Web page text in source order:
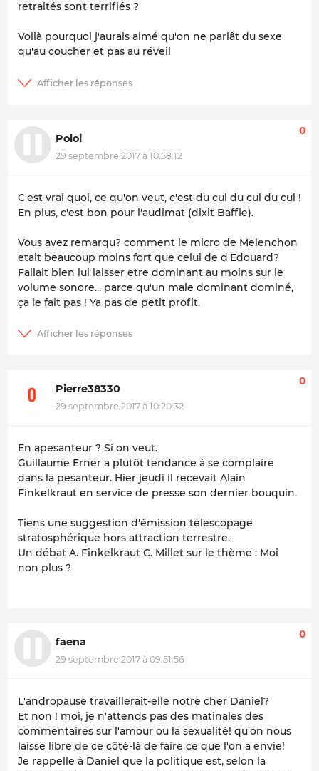
retraités sont terrifiés ?
Voilà pourquoi j'aurais aimé qu'on ne parlât du sexe
qu'au coucher et pas au réveil
Poloi
29 septembre 2017 à 10:58:12
0
C'est vrai quoi, ce qu'on veut, c'est du cul du cul du cul !
En plus, c'est bon pour l'audimat (dixit Baffie).
Vous avez remarqu? comment le micro de Melenchon
etait beaucoup moins fort que celui de d'Edouard?
Fallait bien lui laisser etre dominant au moins sur le
volume sonore... parce qu'un male dominant dominé,
ça le fait pas ! Ya pas de petit profit.
Pierre38330
29 septembre 2017 à 10:20:32
0
En apesanteur ? Si on veut.
Guillaume Erner a plutôt tendance à se complaire
dans la pesanteur. Hier jeudi il recevait Alain
Finkelkraut en service de presse son dernier bouquin.
Tiens une suggestion d'émission télescopage
stratosphérique hors attraction terrestre.
Un débat A. Finkelkraut C. Millet sur le thème : Moi
non plus ?
faena
29 septembre 2017 à 09:51:56
0
L'andropause travaillerait-elle notre cher Daniel?
Et non ! moi, je n'attends pas des matinales des
commentaires sur l'amour ou la sexualité! qu'on nous
laisse libre de ce côté-là de faire ce que l'on a envie!
Je rappelle à Daniel que la politique est, selon la